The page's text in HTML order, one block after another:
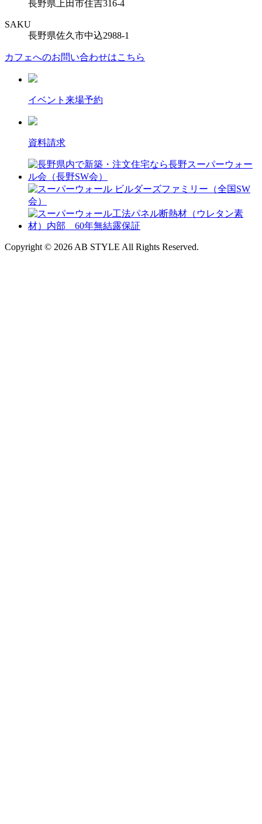
長野県上田市住吉316-4
SAKU
長野県佐久市中込2988-1
カフェへのお問い合わせはこちら
イベント来場予約
資料請求
Copyright © 2026 AB STYLE All Rights Reserved.